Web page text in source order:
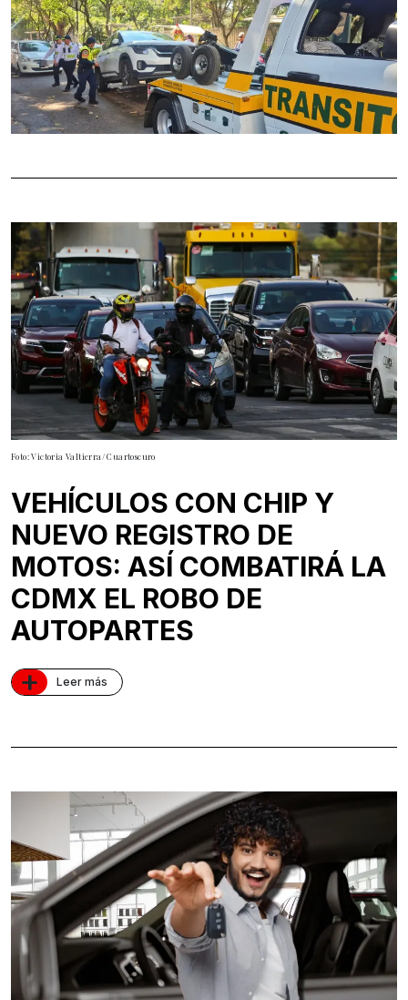
Foto: Victoria Valtierra/ Cuartoscuro
VEHÍCULOS CON CHIP Y
NUEVO REGISTRO DE
MOTOS: ASÍ COMBATIRÁ LA
CDMX EL ROBO DE
AUTOPARTES
+ Leer más